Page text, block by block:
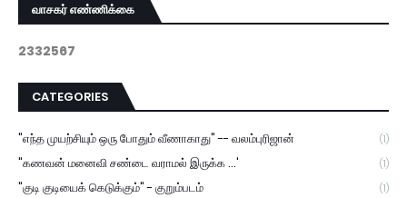
வாசகர் எண்ணிக்கை
2332567
CATEGORIES
"எந்த முயற்சியும் ஒரு போதும் வீணாகாது" -- வலம்புரிஜான் (1)
"கணவன் மனைவி சண்டை வராமல் இருக்க ...' (1)
"குடி குடியைக் கெடுக்கும்" - குறும்படம் (1)